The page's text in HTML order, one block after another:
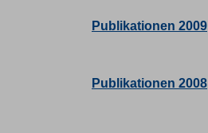
Publikationen 2009
Publikationen 2008